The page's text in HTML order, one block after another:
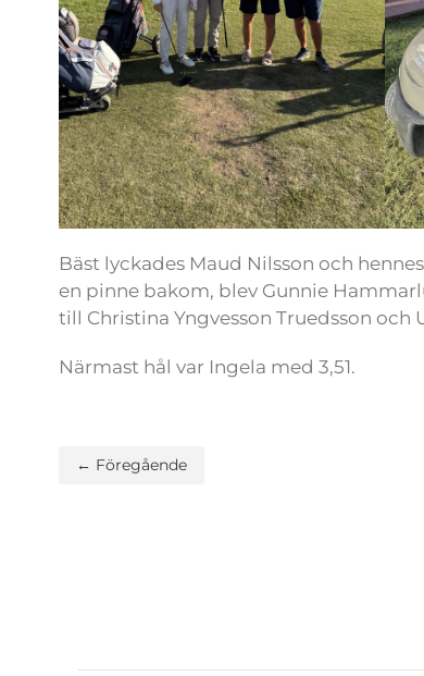
Bäst lyckades Maud Nilsson och
en pinne bakom, blev Gunnie
till Christina Yngvesson Truedsson
Närmast hål var Ingela med 3,51.
← Föregående